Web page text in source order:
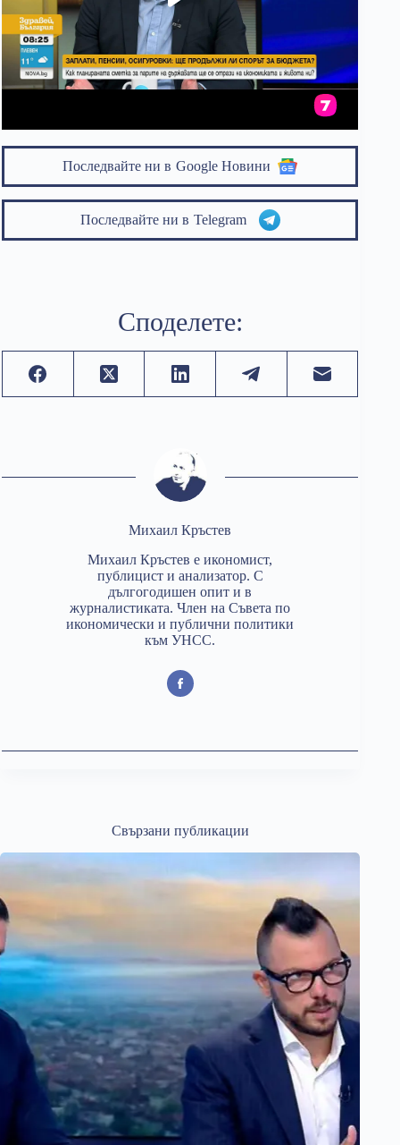
Последвайте ни в Google Новини
Последвайте ни в Telegram
Споделете:
Михаил Кръстев
Михаил Кръстев е икономист,
публицист и анализатор. С
дългогодишен опит и в
журналистиката. Член на Съвета по
икономически и публични политики
към УНСС.
Свързани публикации